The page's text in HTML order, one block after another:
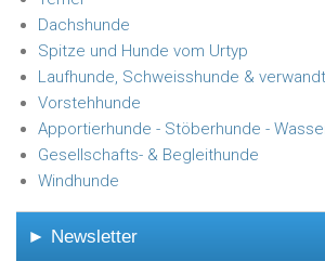
Dachshunde
Spitze und Hunde vom Urtyp
Laufhunde, Schweisshunde &
Vorstehhunde
Apportierhunde - Stöberhunde -
Gesellschafts- & Begleithunde
Windhunde
► Newsletter